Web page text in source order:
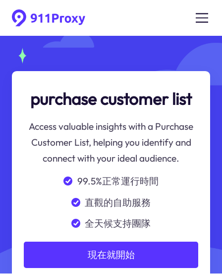
purchase customer list
Access valuable insights with a Purchase
Customer List, helping you identify and
connect with your ideal audience.
99.5%正常運行時間
直觀的自助服務
全天候支持團隊
現在就開始